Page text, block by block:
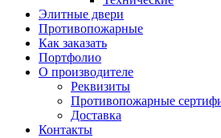
Элитные двери
Противопожарные
Как заказать
Портфолио
О производителе
Реквизиты
Противопожарные
Доставка
Контакты